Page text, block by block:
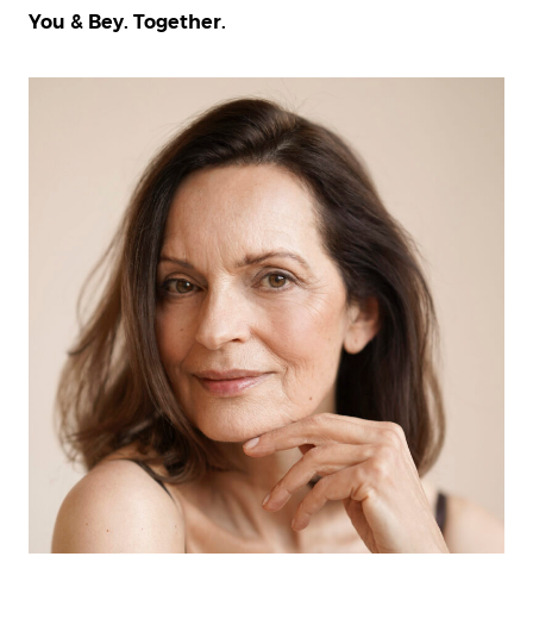
You & Bey. Together.